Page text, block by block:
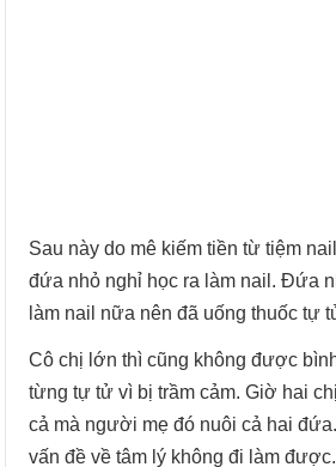
Sau này do mê kiếm tiền từ tiệm
đứa nhỏ nghỉ học ra làm nail. Đứa
làm nail nữa nên đã uống thuốc tự
Cô chị lớn thì cũng không được
từng tự tử vì bị trầm cảm. Giờ hai
cả mà người mẹ đó nuôi cả hai
vấn đề về tâm lý không đi làm